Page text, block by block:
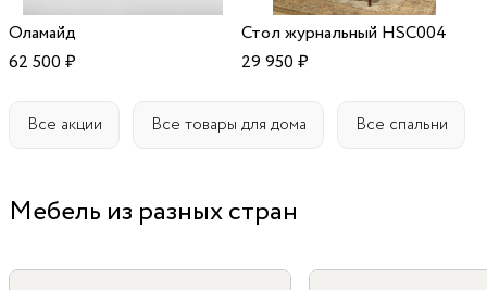
Оламайд
62 500 ₽
Стол журнальный HSC004
29 950 ₽
Все акции Все товары для дома Все спальни
Мебель из разных стран